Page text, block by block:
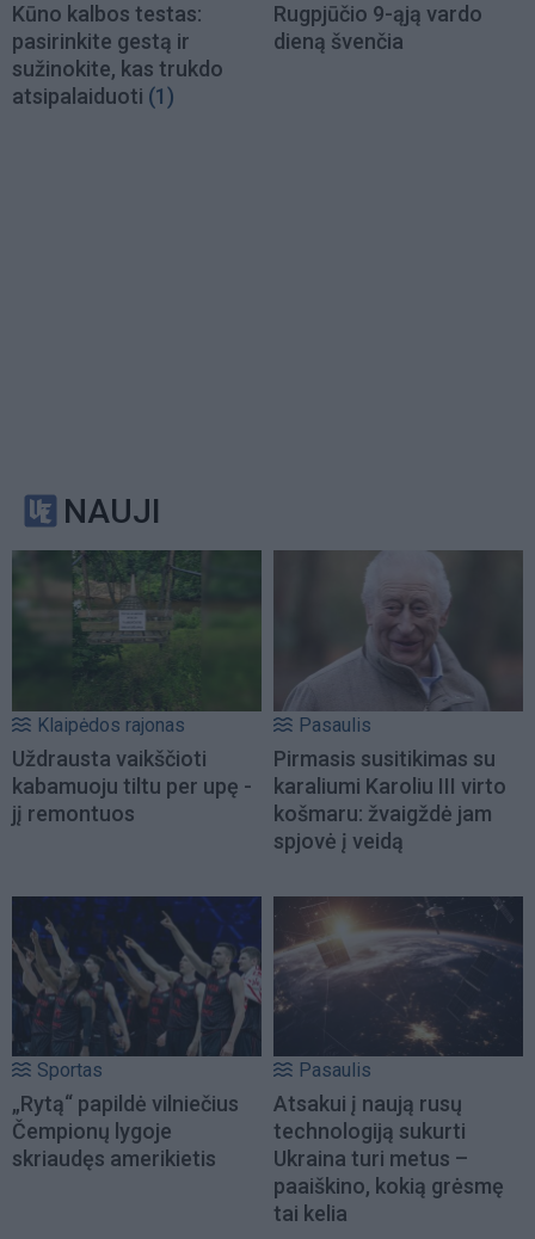
Kūno kalbos testas:
pasirinkite gestą ir
sužinokite, kas trukdo
atsipalaiduoti (1)
Rugpjūčio 9-ąją vardo
dieną švenčia
NAUJI
Klaipėdos rajonas
Uždrausta vaikščioti
kabamuoju tiltu per upę -
jį remontuos
Pasaulis
Pirmasis susitikimas su
karaliumi Karoliu III virto
košmaru: žvaigždė jam
spjovė į veidą
Sportas
„Rytą“ papildė vilniečius
Čempionų lygoje
skriaudęs amerikietis
Pasaulis
Atsakui į naują rusų
technologiją sukurti
Ukraina turi metus –
paaiškino, kokią grėsmę
tai kelia